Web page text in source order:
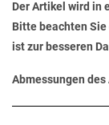
Der Artikel wird in
Bitte beachten Sie
ist zur besseren
Abmessungen